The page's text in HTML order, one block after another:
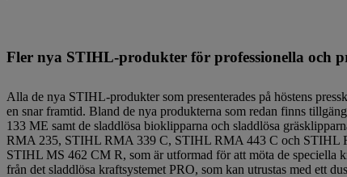
Fler nya STIHL-produkter för professionella och
Alla de nya STIHL-produkter som presenterades på höstens
en snar framtid. Bland de nya produkterna som redan finns
133 ME samt de sladdlösa bioklipparna och sladdlösa
RMA 235, STIHL RMA 339 C, STIHL RMA 443 C och STIHL
STIHL MS 462 CM R, som är utformad för att möta de speciella
från det sladdlösa kraftsystemet PRO, som kan utrustas med ett